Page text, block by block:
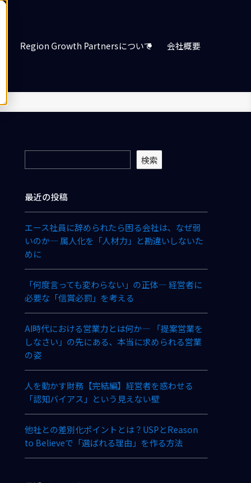
Region Growth Partnersについて 会社概要
検索
最近の投稿
エース社員に辞められたら困る会社は、なぜ弱
いのか― 属人化を「人材力」と勘違いしないた
めに
「何度言っても変わらない」の正体― 経営者に
必要な「信賞必罰」を考える
AI時代における営業力とは何か― 「提案営業を
しなさい」の先にある、本当に求められる営業
の姿
人を動かす財務【完結編】経営者を惑わせる
「認知バイアス」という見えない壁
他社との差別化ポイントとは？USPとReason
to Believeで「選ばれる理由」を作る方法